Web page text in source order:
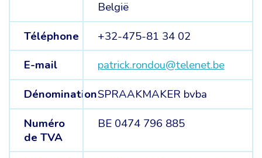
België
Téléphone
+32-475-81 34 02
E-mail
patrick.rondou@telenet.be
DénominationSPRAAKMAKER bvba
Numéro
de TVA
BE 0474 796 885